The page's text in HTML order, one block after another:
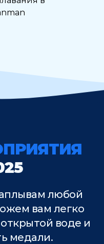
любой
вам легко
воде и
медали.